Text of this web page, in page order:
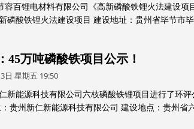
容百锂电材料有限公司《高新磷酸铁锂火法建设
磷酸铁锂火法建设项目 建设地址：贵州省毕节市毕
45万吨磷酸铁项目公示！
日 星期五 19:50
新能源科技有限公司六枝磷酸铁锂项目进行了环
贵州新仁新能源科技有限公司 建设地点：贵州省